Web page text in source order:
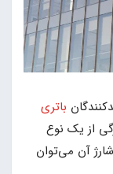
باتری
از یک نوع
آن می‌توان